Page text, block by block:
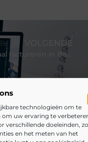
technologieën om te
uw ervaring te
verschillende doeleinden,
en het meten van het
VOLGENDE
Digitaal factureren in België en Nederland